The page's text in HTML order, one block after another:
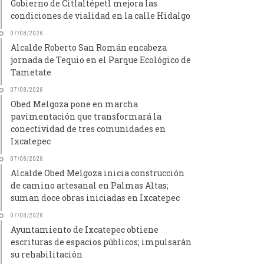
Gobierno de Citlaltépetl mejora las
condiciones de vialidad en la calle Hidalgo
07/08/2026
Alcalde Roberto San Román encabeza
jornada de Tequio en el Parque Ecológico de
Tametate
07/08/2026
Obed Melgoza pone en marcha
pavimentación que transformará la
conectividad de tres comunidades en
Ixcatepec
07/08/2026
Alcalde Obed Melgoza inicia construcción
de camino artesanal en Palmas Altas;
suman doce obras iniciadas en Ixcatepec
07/08/2026
Ayuntamiento de Ixcatepec obtiene
escrituras de espacios públicos; impulsarán
su rehabilitación